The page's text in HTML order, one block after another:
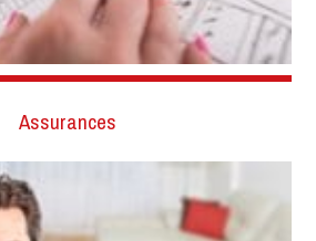
Assurances